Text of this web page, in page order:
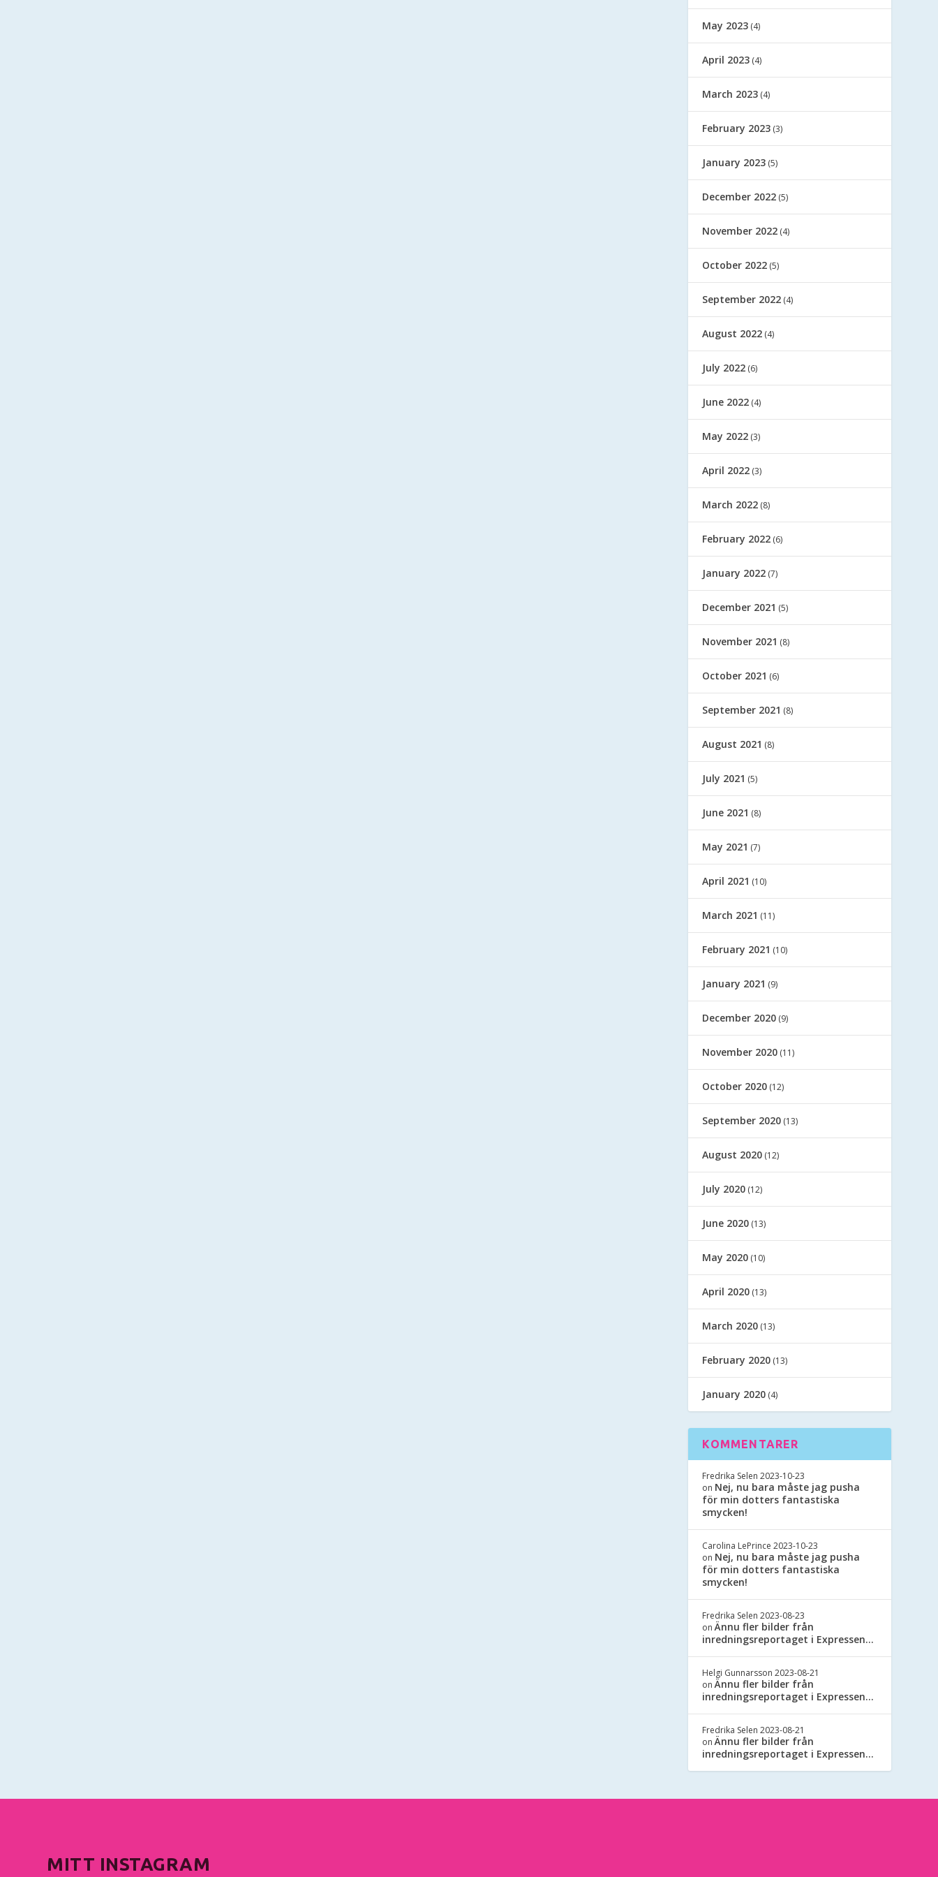
May 2023 (4)
April 2023 (4)
March 2023 (4)
February 2023 (3)
January 2023 (5)
December 2022 (5)
November 2022 (4)
October 2022 (5)
September 2022 (4)
August 2022 (4)
July 2022 (6)
June 2022 (4)
May 2022 (3)
April 2022 (3)
March 2022 (8)
February 2022 (6)
January 2022 (7)
December 2021 (5)
November 2021 (8)
October 2021 (6)
September 2021 (8)
August 2021 (8)
July 2021 (5)
June 2021 (8)
May 2021 (7)
April 2021 (10)
March 2021 (11)
February 2021 (10)
January 2021 (9)
December 2020 (9)
November 2020 (11)
October 2020 (12)
September 2020 (13)
August 2020 (12)
July 2020 (12)
June 2020 (13)
May 2020 (10)
April 2020 (13)
March 2020 (13)
February 2020 (13)
January 2020 (4)
KOMMENTARER
Fredrika Selen 2023-10-23
on Nej, nu bara måste jag pusha
för min dotters fantastiska
smycken!
Carolina LePrince 2023-10-23
on Nej, nu bara måste jag pusha
för min dotters fantastiska
smycken!
Fredrika Selen 2023-08-23
onÄnnu fler bilder från
inredningsreportaget i Expressen…
Helgi Gunnarsson 2023-08-21
onÄnnu fler bilder från
inredningsreportaget i Expressen…
Fredrika Selen 2023-08-21
onÄnnu fler bilder från
inredningsreportaget i Expressen…
MITT INSTAGRAM